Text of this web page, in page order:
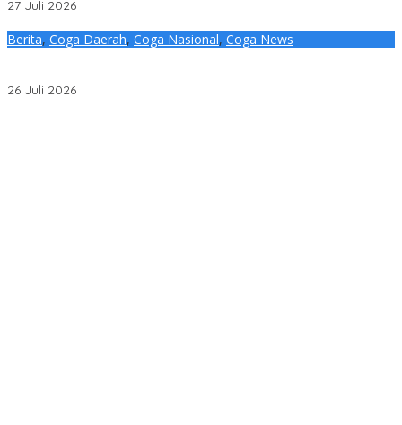
27 Juli 2026
Berita, Coga Daerah, Coga Nasional, Coga News
26 Juli 2026